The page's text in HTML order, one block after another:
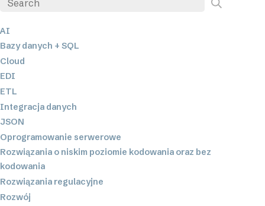
AI
Bazy danych + SQL
Cloud
EDI
ETL
Integracja danych
JSON
Oprogramowanie serwerowe
Rozwiązania o niskim poziomie kodowania oraz bez
kodowania
Rozwiązania regulacyjne
Rozwój